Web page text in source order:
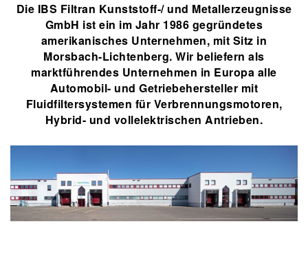
Die IBS Filtran Kunststoff-/ und Metallerzeugnisse
GmbH ist ein im Jahr 1986 gegründetes
amerikanisches Unternehmen, mit Sitz in
Morsbach-Lichtenberg. Wir beliefern als
marktführendes Unternehmen in Europa alle
Automobil- und Getriebehersteller mit
Fluidfiltersystemen für Verbrennungsmotoren,
Hybrid- und vollelektrischen Antrieben.